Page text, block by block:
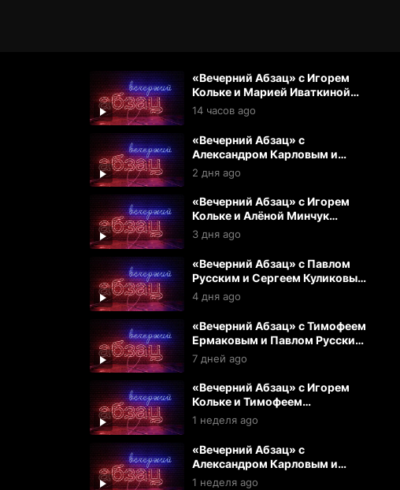
«Вечерний Абзац» с Игорем
Кольке и Марией Иваткиной
(06.08.2026)
14 часов ago
«Вечерний Абзац» с
Александром Карловым и
Екатериной Аркаловой
(05.08.2026)
2 дня ago
«Вечерний Абзац» с Игорем
Кольке и Алёной Минчук
(04.07.2026)
3 дня ago
«Вечерний Абзац» с Павлом
Русским и Сергеем Куликовым
(03.08.2026)
4 дня ago
«Вечерний Абзац» с Тимофеем
Ермаковым и Павлом Русским
(31.07.2026)
7 дней ago
«Вечерний Абзац» с Игорем
Кольке и Тимофеем
Ермаковым (30.07.2026)
1 неделя ago
«Вечерний Абзац» с
Александром Карловым и
Игрем Кольке (29.07.2026)
1 неделя ago